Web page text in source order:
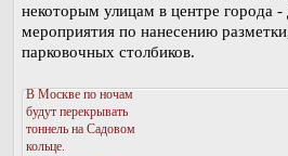
некоторым улицам в центре города
мероприятия по нанесению
парковочных столбиков.
В Москве по ночам
будут перекрывать
тоннель на Садовом
кольце.